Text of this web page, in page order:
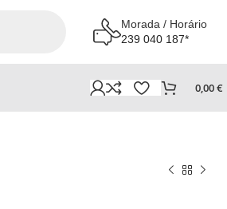
Morada / Horário
239 040 187*
0,00€